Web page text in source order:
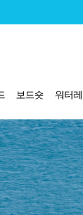
보드숏 워터